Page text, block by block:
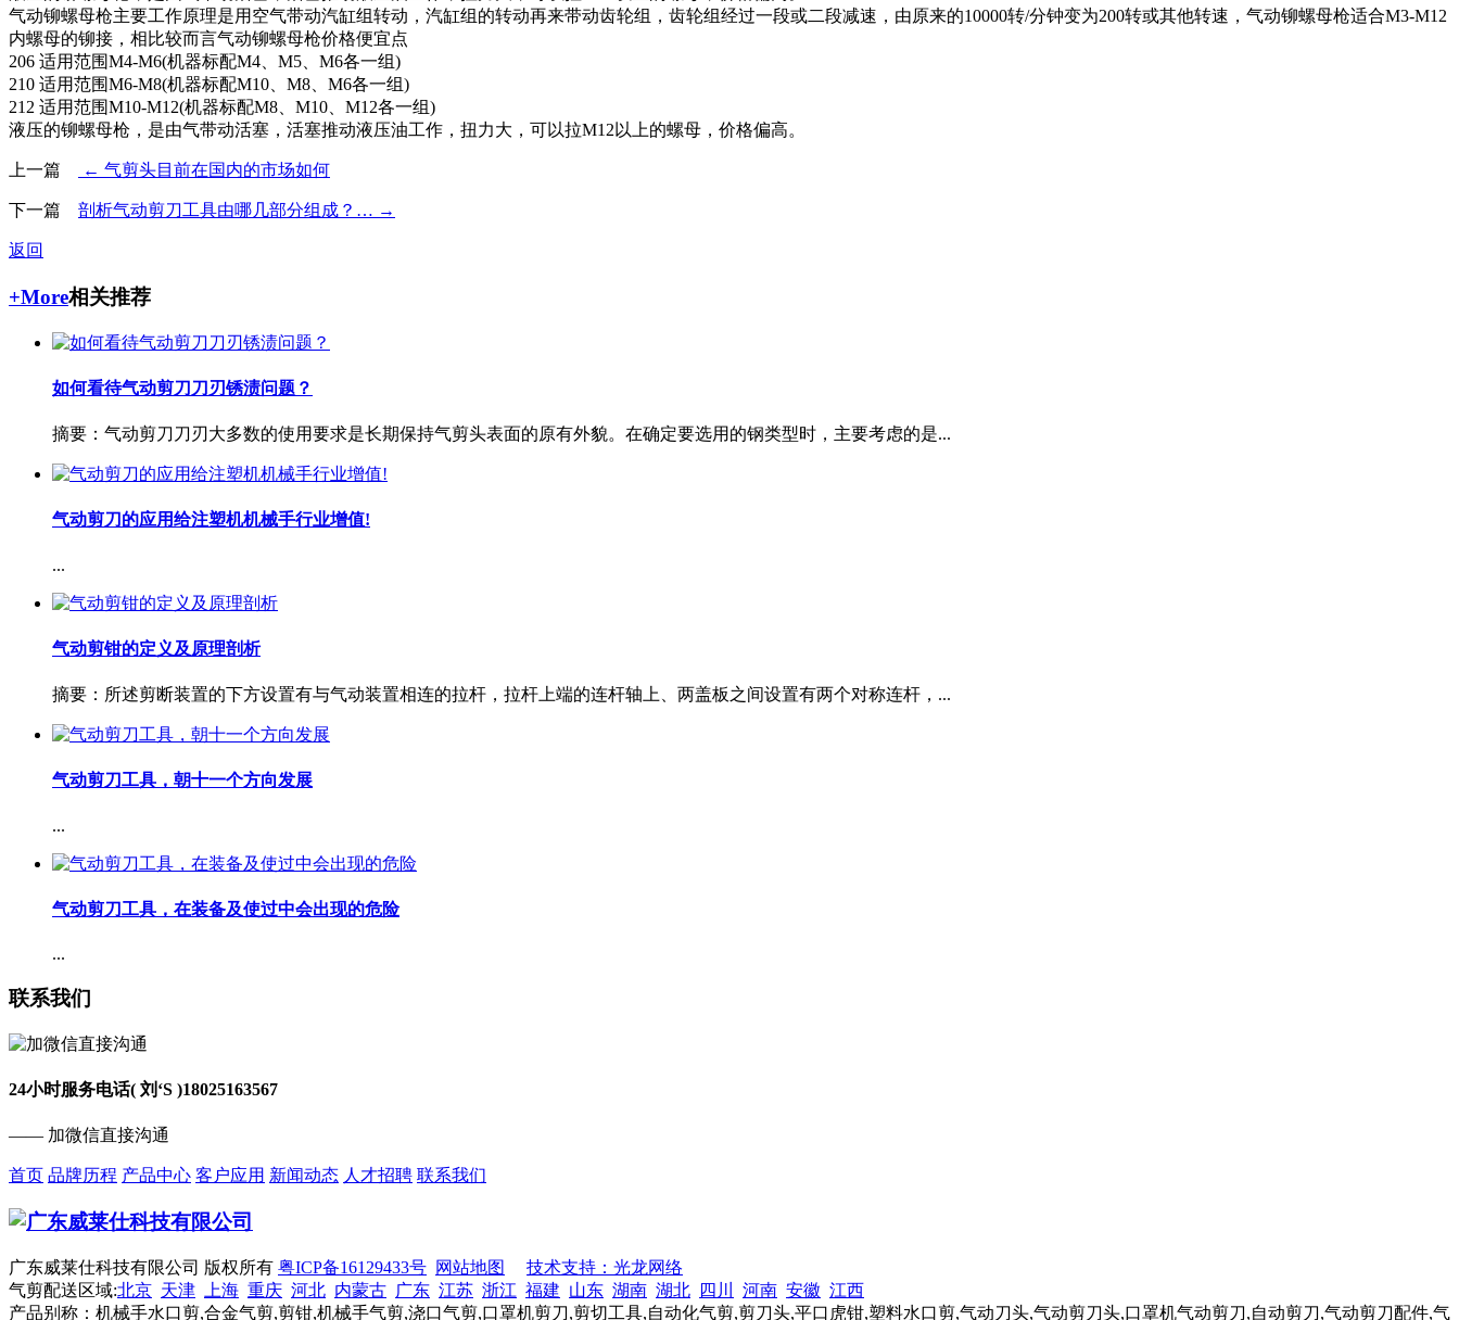
气动铆螺母枪主要工作原理是用空气带动汽缸组转动，汽缸组的转动再来带动齿轮组，齿轮组经过一段或二段减速，由原来的10000转/分钟变为200转或其他转速，气动铆螺母枪适合M3-M12
内螺母的铆接，相比较而言气动铆螺母枪价格便宜点
206 适用范围M4-M6(机器标配M4、M5、M6各一组)
210 适用范围M6-M8(机器标配M10、M8、M6各一组)
212 适用范围M10-M12(机器标配M8、M10、M12各一组)
液压的铆螺母枪，是由气带动活塞，活塞推动液压油工作，扭力大，可以拉M12以上的螺母，价格偏高。
上一篇 ← 气剪头目前在国内的市场如何
下一篇 剖析气动剪刀工具由哪几部分组成？… →
返回
+More相关推荐
如何看待气动剪刀刀刃锈渍问题？
摘要：气动剪刀刀刃大多数的使用要求是长期保持气剪头表面的原有外貌。在确定要选用的钢类型时，主要考虑的是...
气动剪刀的应用给注塑机机械手行业增值!
...
气动剪钳的定义及原理剖析
摘要：所述剪断装置的下方设置有与气动装置相连的拉杆，拉杆上端的连杆轴上、两盖板之间设置有两个对称连杆，...
气动剪刀工具，朝十一个方向发展
...
气动剪刀工具，在装备及使过中会出现的危险
...
联系我们
24小时服务电话( 刘‘S )18025163567
—— 加微信直接沟通
首页 品牌历程 产品中心 客户应用 新闻动态 人才招聘 联系我们
广东威莱仕科技有限公司 版权所有 粤ICP备16129433号 网站地图
技术支持：光龙网络
气剪配送区域:北京 天津 上海 重庆 河北 内蒙古 广东 江苏 浙江 福建 山东 湖南 湖北 四川 河南 安徽 江西
产品别称：机械手水口剪,合金气剪,剪钳,机械手气剪,浇口气剪,口罩机剪刀,剪切工具,自动化气剪,剪刀头,平口虎钳,塑料水口剪,气动刀头,气动剪刀头,口罩机气动剪刀,自动剪刀,气动剪刀配件,气